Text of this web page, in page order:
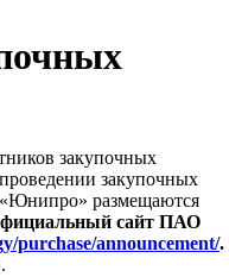
закупочных
закупочных
размещаются
сайт ПАО
purchase/announcement/.